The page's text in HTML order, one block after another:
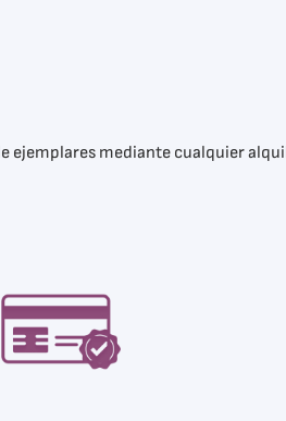
ejemplares mediante cualquier